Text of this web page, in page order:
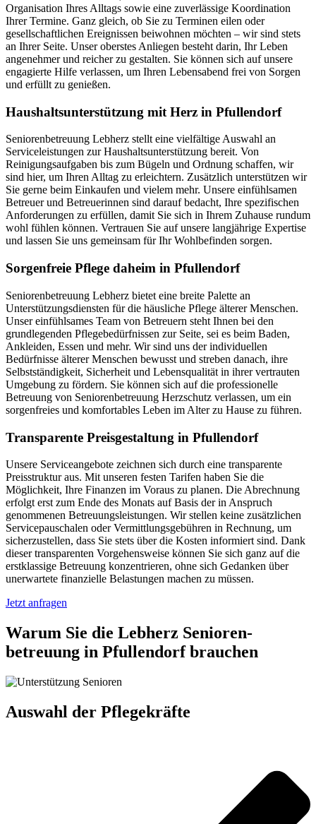
Organisation Ihres Alltags sowie eine zuverlässige Koordination
Ihrer Termine. Ganz gleich, ob Sie zu Terminen eilen oder
gesellschaftlichen Ereignissen beiwohnen möchten – wir sind stets
an Ihrer Seite. Unser oberstes Anliegen besteht darin, Ihr Leben
angenehmer und reicher zu gestalten. Sie können sich auf unsere
engagierte Hilfe verlassen, um Ihren Lebensabend frei von Sorgen
und erfüllt zu genießen.
Haushalts­unterstützung mit Herz in Pfullendorf
Seniorenbetreuung Lebherz stellt eine vielfältige Auswahl an
Serviceleistungen zur Haushaltsunterstützung bereit. Von
Reinigungsaufgaben bis zum Bügeln und Ordnung schaffen, wir
sind hier, um Ihren Alltag zu erleichtern. Zusätzlich unterstützen wir
Sie gerne beim Einkaufen und vielem mehr. Unsere einfühlsamen
Betreuer und Betreuerinnen sind darauf bedacht, Ihre spezifischen
Anforderungen zu erfüllen, damit Sie sich in Ihrem Zuhause rundum
wohl fühlen können. Vertrauen Sie auf unsere langjährige Expertise
und lassen Sie uns gemeinsam für Ihr Wohlbefinden sorgen.
Sorgenfreie Pflege daheim in Pfullendorf
Seniorenbetreuung Lebherz bietet eine breite Palette an
Unterstützungsdiensten für die häusliche Pflege älterer Menschen.
Unser einfühlsames Team von Betreuern steht Ihnen bei den
grundlegenden Pflegebedürfnissen zur Seite, sei es beim Baden,
Ankleiden, Essen und mehr. Wir sind uns der individuellen
Bedürfnisse älterer Menschen bewusst und streben danach, ihre
Selbstständigkeit, Sicherheit und Lebensqualität in ihrer vertrauten
Umgebung zu fördern. Sie können sich auf die professionelle
Betreuung von Seniorenbetreuung Herzschutz verlassen, um ein
sorgenfreies und komfortables Leben im Alter zu Hause zu führen.
Transparente Preisgestaltung in Pfullendorf
Unsere Serviceangebote zeichnen sich durch eine transparente
Preisstruktur aus. Mit unseren festen Tarifen haben Sie die
Möglichkeit, Ihre Finanzen im Voraus zu planen. Die Abrechnung
erfolgt erst zum Ende des Monats auf Basis der in Anspruch
genommenen Betreuungsleistungen. Wir stellen keine zusätzlichen
Servicepauschalen oder Vermittlungsgebühren in Rechnung, um
sicherzustellen, dass Sie stets über die Kosten informiert sind. Dank
dieser transparenten Vorgehensweise können Sie sich ganz auf die
erstklassige Betreuung konzentrieren, ohne sich Gedanken über
unerwartete finanzielle Belastungen machen zu müssen.
Jetzt anfragen
Warum Sie die Lebherz Senioren­
betreuung in Pfullendorf brauchen
Auswahl der Pflegekräfte